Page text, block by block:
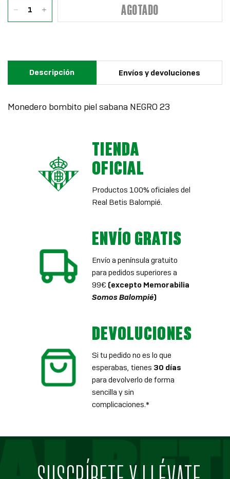
AGOTADO
Descripción Envíos y devoluciones
Monedero bombito piel sabana NEGRO 23
TIENDA
OFICIAL
Productos 100% oficiales del
Real Betis Balompié.
ENVÍO GRATIS
Envío a península gratuito
para pedidos superiores a
99€ (excepto Memorabilia
Somos Balompié)
DEVOLUCIONES
Si tu pedido no es lo que
esperabas, tienes 30 días
para devolverlo de forma
sencilla y sin
complicaciones.*